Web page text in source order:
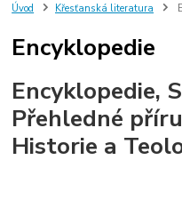
Úvod Křesťanská literatura
Encyklopedie
Encyklopedie,
Přehledné
Historie a